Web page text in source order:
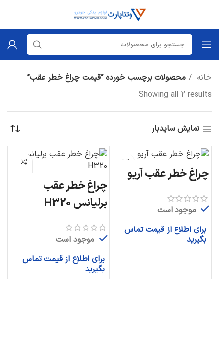
خانه
محصولات برچسب خورده “قیمت چراغ خطر عقب”
Showing all 2 results
نمایش سایدبار
چراغ خطر عقب آریو
موجود است
برای اطلاع از قیمت تماس
بگیرید
چراغ خطر عقب
برلیانس H320
موجود است
برای اطلاع از قیمت تماس
بگیرید